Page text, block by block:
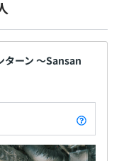
域の課題を解
書や領収書とい
ロセスを根底か
業全体 ■ AI
One」
ントラクトワ
取引管理サービ
ず、契約書をは
開発のAIやオペ
ターン 〜Sansan